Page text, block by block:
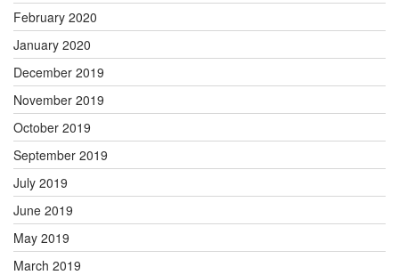
February 2020
January 2020
December 2019
November 2019
October 2019
September 2019
July 2019
June 2019
May 2019
March 2019